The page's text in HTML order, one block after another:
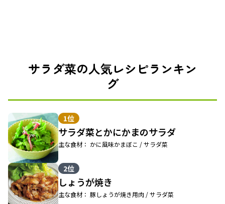
サラダ菜の人気レシピランキン
グ
1位
サラダ菜とかにかまのサラダ
主な食材： かに風味かまぼこ / サラダ菜
2位
しょうが焼き
主な食材： 豚しょうが焼き用肉 / サラダ菜